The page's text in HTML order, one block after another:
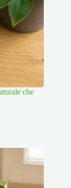
che